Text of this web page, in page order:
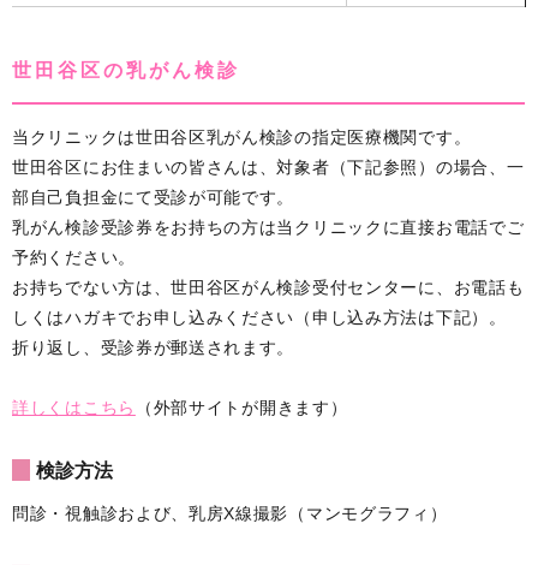
世田谷区の乳がん検診
当クリニックは世田谷区乳がん検診の指定医療機関です。
世田谷区にお住まいの皆さんは、対象者（下記参照）の場合、一
部自己負担金にて受診が可能です。
乳がん検診受診券をお持ちの方は当クリニックに直接お電話でご
予約ください。
お持ちでない方は、世田谷区がん検診受付センターに、お電話も
しくはハガキでお申し込みください（申し込み方法は下記）。
折り返し、受診券が郵送されます。
詳しくはこちら （外部サイトが開きます）
検診方法
問診・視触診および、乳房X線撮影（マンモグラフィ）